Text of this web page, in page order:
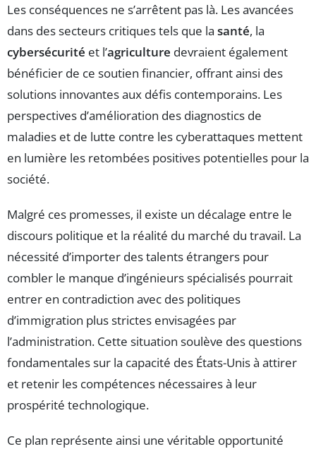
Les conséquences ne s’arrêtent pas là. Les avancées
dans des secteurs critiques tels que la santé, la
cybersécurité et l’agriculture devraient également
bénéficier de ce soutien financier, offrant ainsi des
solutions innovantes aux défis contemporains. Les
perspectives d’amélioration des diagnostics de
maladies et de lutte contre les cyberattaques mettent
en lumière les retombées positives potentielles pour la
société.
Malgré ces promesses, il existe un décalage entre le
discours politique et la réalité du marché du travail. La
nécessité d’importer des talents étrangers pour
combler le manque d’ingénieurs spécialisés pourrait
entrer en contradiction avec des politiques
d’immigration plus strictes envisagées par
l’administration. Cette situation soulève des questions
fondamentales sur la capacité des États-Unis à attirer
et retenir les compétences nécessaires à leur
prospérité technologique.
Ce plan représente ainsi une véritable opportunité